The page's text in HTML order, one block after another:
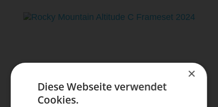
×
Diese Webseite verwendet
Cookies.